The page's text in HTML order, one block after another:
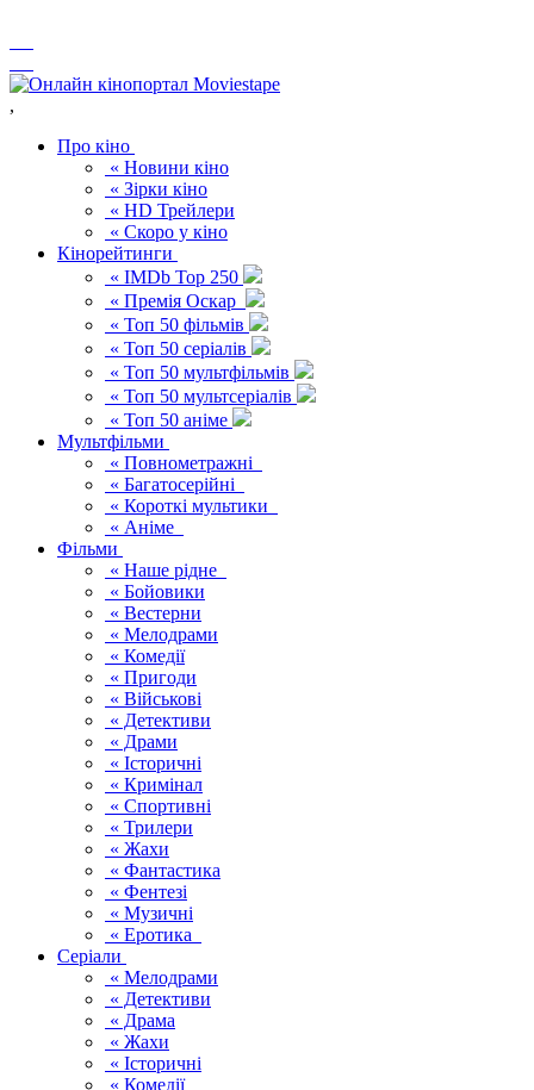
,
Про кіно
« Новини кіно
« Зірки кіно
« HD Трейлери
« Скоро у кіно
Кінорейтинги
« IMDb Top 250
« Премія Оскар
« Топ 50 фільмів
« Топ 50 серіалів
« Топ 50 мультфільмів
« Топ 50 мультсеріалів
« Топ 50 аніме
Мультфільми
« Повнометражні
« Багатосерійні
« Короткі мультики
« Аніме
Фільми
« Наше рідне
« Бойовики
« Вестерни
« Мелодрами
« Комедії
« Пригоди
« Військові
« Детективи
« Драми
« Історичні
« Кримінал
« Спортивні
« Трилери
« Жахи
« Фантастика
« Фентезі
« Музичні
« Еротика
Серіали
« Мелодрами
« Детективи
« Драма
« Жахи
« Історичні
« Комедії